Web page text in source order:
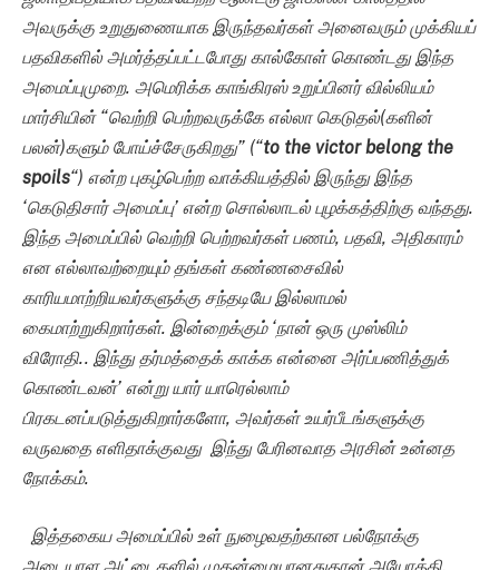
அவருக்கு உறுதுணையாக இருந்தவர்கள் அனைவரும் முக்கியப்
பதவிகளில் அமர்த்தப்பட்டபோது கால்கோள் கொண்டது இந்த
அமைப்புமுறை. அமெரிக்க காங்கிரஸ் உறுப்பினர் வில்லியம்
மார்சியின் “வெற்றி பெற்றவருக்கே எல்லா கெடுதல்(களின்
பலன்)களும் போய்ச்சேருகிறது” (“to the victor belong the
spoils“) என்ற புகழ்பெற்ற வாக்கியத்தில் இருந்து இந்த
‘கெடுதிசார் அமைப்பு’ என்ற சொல்லாடல் புழக்கத்திற்கு வந்தது.
இந்த அமைப்பில் வெற்றி பெற்றவர்கள் பணம், பதவி, அதிகாரம்
என எல்லாவற்றையும்தங்கள் கண்ணசைவில்
காரியமாற்றியவர்களுக்கு சந்தடியே இல்லாமல்
கைமாற்றுகிறார்கள். இன்றைக்கும் ‘நான் ஒரு முஸ்லிம்
விரோதி.. இந்து தர்மத்தைக் காக்க என்னை அர்ப்பணித்துக்
கொண்டவன்’ என்று யார் யாரெல்லாம்
பிரகடனப்படுத்துகிறார்களோ, அவர்கள் உயர்பீடங்களுக்கு
வருவதை எளிதாக்குவது இந்து பேரினவாத அரசின் உன்னத
நோக்கம்.
இத்தகைய அமைப்பில் உள் நுழைவதற்கான பல்நோக்கு